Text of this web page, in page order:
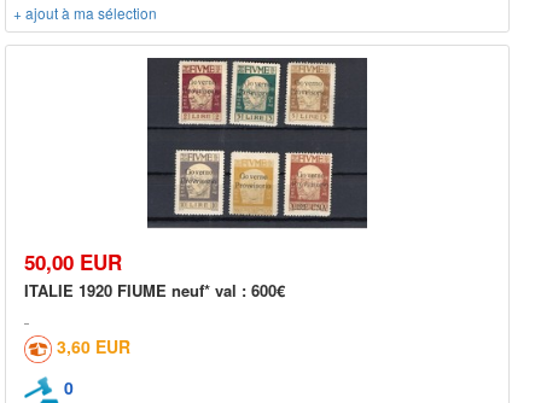
+ ajout à ma sélection
50,00 EUR
ITALIE 1920 FIUME neuf* val : 600€
3,60 EUR
0